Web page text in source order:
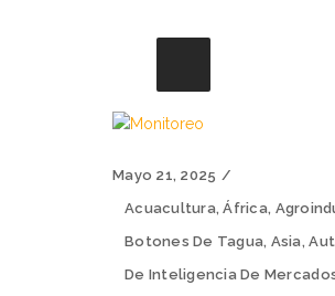
Mayo 21, 2025
Acuacultura,África,
Botones De Tagua, Asia,
De Inteligencia De